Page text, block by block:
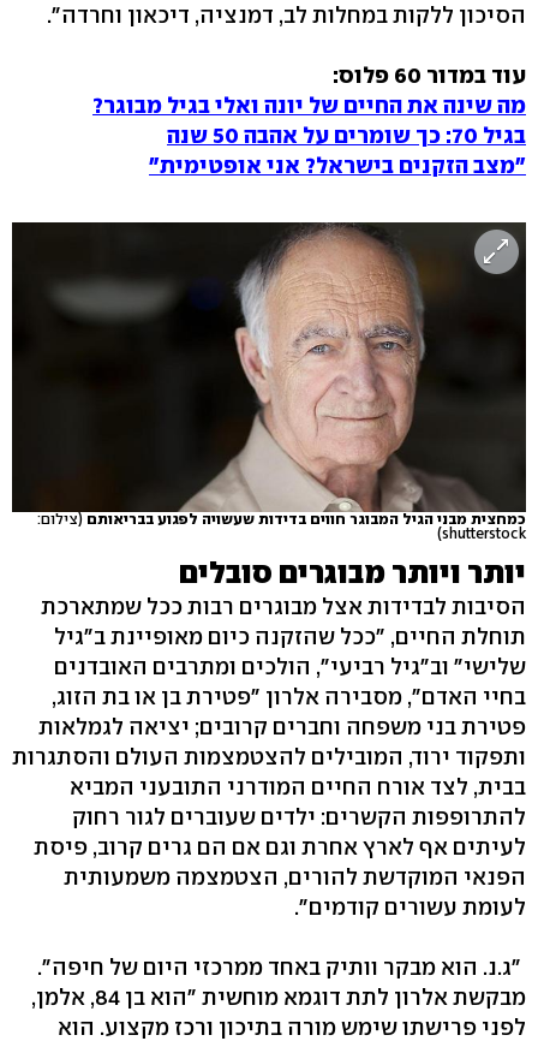
הסיכון ללקות במחלות לב, דמנציה, דיכאון וחרדה".
עוד במדור 60 פלוס:
מה שינה את החיים של יונה ואלי בגיל מבוגר?
בגיל 70: כך שומרים על אהבה 50 שנה
"מצב הזקנים בישראל? אני אופטימית"
כמחצית מבני הגיל המבוגר חווים בדידות שעשויה לפגוע בבריאותם (צילום:
shutterstock)
יותר ויותר מבוגרים סובלים
הסיבות לבדידות אצל מבוגרים רבות ככל שמתארכת
תוחלת החיים, "ככל שהזקנה כיום מאופיינת ב"גיל
שלישי" וב"גיל רביעי", הולכים ומתרבים האובדנים
בחיי האדם", מסבירה אלרון "פטירת בן או בת הזוג,
פטירת בני משפחה וחברים קרובים; יציאה לגמלאות
ותפקוד ירוד, המובילים להצטמצמות העולם והסתגרות
בבית, לצד אורח החיים המודרני התובעני המביא
להתרופפות הקשרים: ילדים שעוברים לגור רחוק
לעיתים אף לארץ אחרת וגם אם הם גרים קרוב, פיסת
הפנאי המוקדשת להורים, הצטמצמה משמעותית
לעומת עשורים קודמים".
"ג.נ. הוא מבקר וותיק באחד ממרכזי היום של חיפה".
מבקשת אלרון לתת דוגמא מוחשית "הוא בן 84, אלמן,
לפני פרישתו שימש מורה בתיכון ורכז מקצוע. הוא